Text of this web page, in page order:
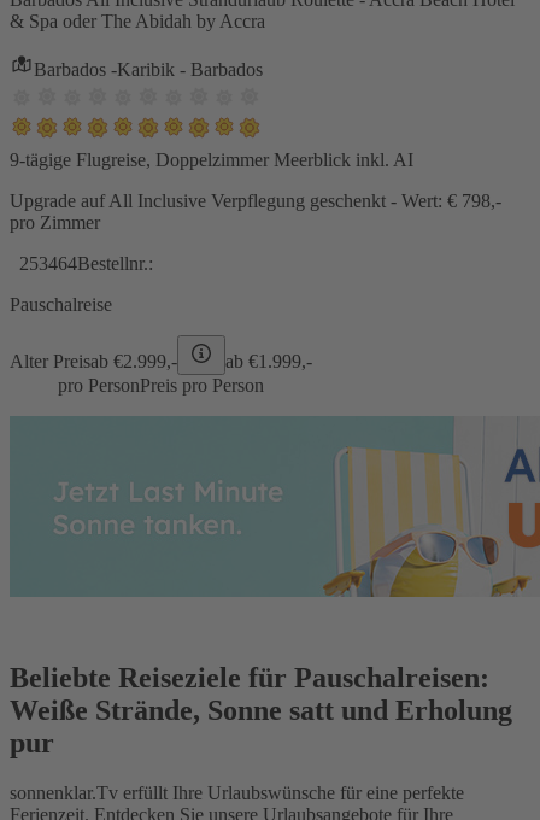
& Spa oder The Abidah by Accra
Barbados -Karibik - Barbados
9-tägige Flugreise, Doppelzimmer Meerblick inkl. AI
Upgrade auf All Inclusive Verpflegung geschenkt - Wert: € 798,-
pro Zimmer
253464Bestellnr.:
Pauschalreise
Alter Preisab €2.999,- ab €1.999,-
pro PersonPreis pro Person
Beliebte Reiseziele für Pauschalreisen:
Weiße Strände, Sonne satt und Erholung
pur
sonnenklar.Tv erfüllt Ihre Urlaubswünsche für eine perfekte
Ferienzeit. Entdecken Sie unsere Urlaubsangebote für Ihre